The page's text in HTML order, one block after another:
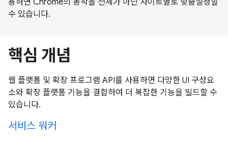
용하면 Chrome의 동작을 전체가 아닌 사이트별로 맞춤설정할
수 있습니다.
핵심 개념
웹 플랫폼 및 확장 프로그램 API를 사용하면 다양한 UI 구성요
소와 확장 플랫폼 기능을 결합하여 더 복잡한 기능을 빌드할 수
있습니다.
서비스 워커